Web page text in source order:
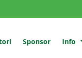
Sponsor Info